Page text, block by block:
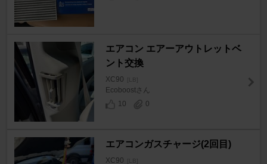
エアコン エアーアウトレットベ
ント交換
XC90 [LB]
Ecoboostさん
10
0
エアコンガスチャージ(2回目)
XC90 [LB]